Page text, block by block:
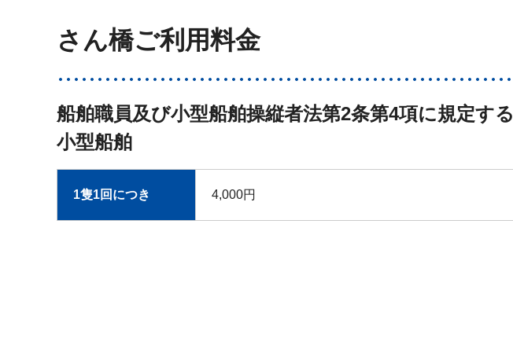
さん橋ご利用料金
船舶職員及び小型船舶操縦者法第2条第4項に規定する
小型船舶
1隻1回につき 4,000円